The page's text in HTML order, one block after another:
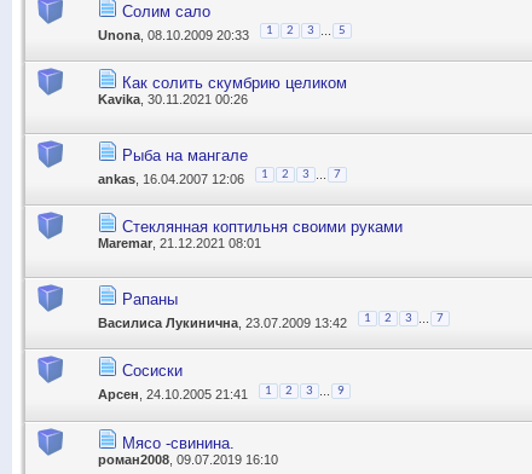
Солим сало
Unona , 08.10.2009 20:33 1 2 3 ... 5
Как солить скумбрию целиком
Kavika , 30.11.2021 00:26
Рыба на мангале
ankas , 16.04.2007 12:06 1 2 3 7
Стеклянная коптильня своими руками
Maremar , 21.12.2021 08:01
Рапаны
Василиса Лукинична , 23.07.2009 13:42 1 2 3 7
Сосиски
Арсен , 24.10.2005 21:41 1 2 3 9
Мясо -свинина.
роман2008 , 09.07.2019 16:10